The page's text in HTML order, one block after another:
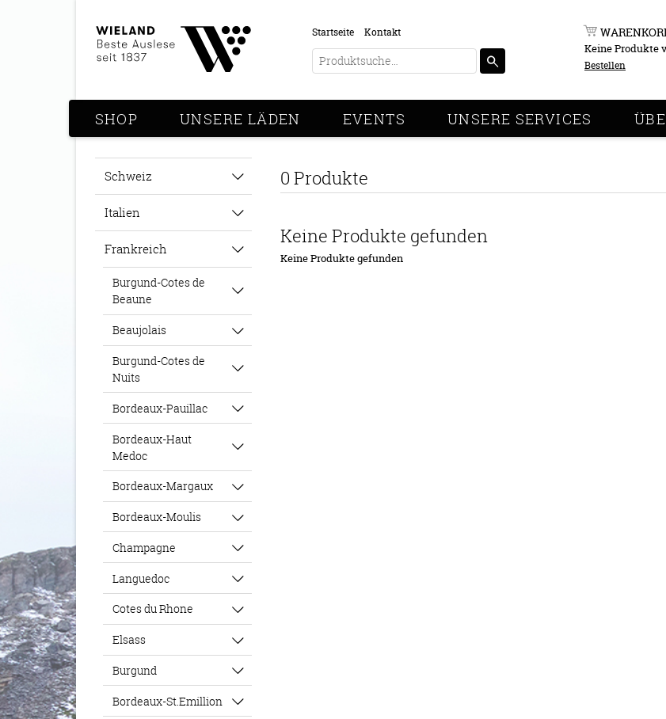
Startseite Kontakt
Keine Produkte
Bestellen
SHOP UNSERE LÄDEN EVENTS UNSERE SERVICES
Schweiz
Italien
Frankreich
Burgund-Cotes de
Beaune
Beaujolais
Burgund-Cotes de
Nuits
Bordeaux-Pauillac
Bordeaux-Haut
Medoc
Bordeaux-Margaux
Bordeaux-Moulis
Champagne
Languedoc
Cotes du Rhone
Elsass
Burgund
Bordeaux-St.Emillion
0 Produkte
Keine Produkte gefunden
Keine Produkte gefunden